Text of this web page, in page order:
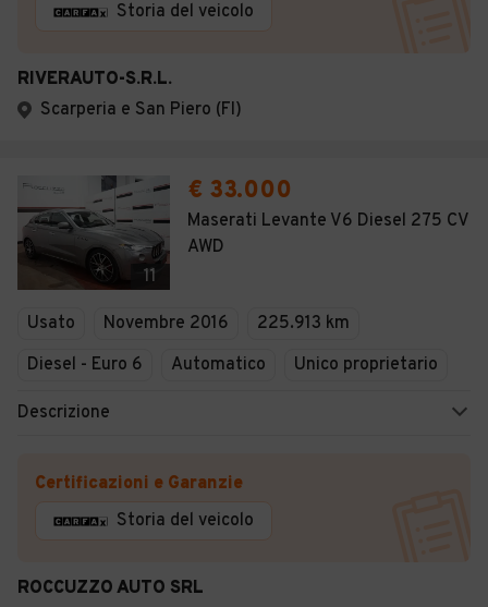
Storia del veicolo
RIVERAUTO-S.R.L.
Scarperia e San Piero (FI)
11
€ 33.000
Maserati Levante V6 Diesel 275 CV
AWD
Usato Novembre 2016
225.913 km
Diesel - Euro 6
Automatico Unico proprietario
Descrizione
Certificazioni e Garanzie
Storia del veicolo
ROCCUZZO AUTO SRL